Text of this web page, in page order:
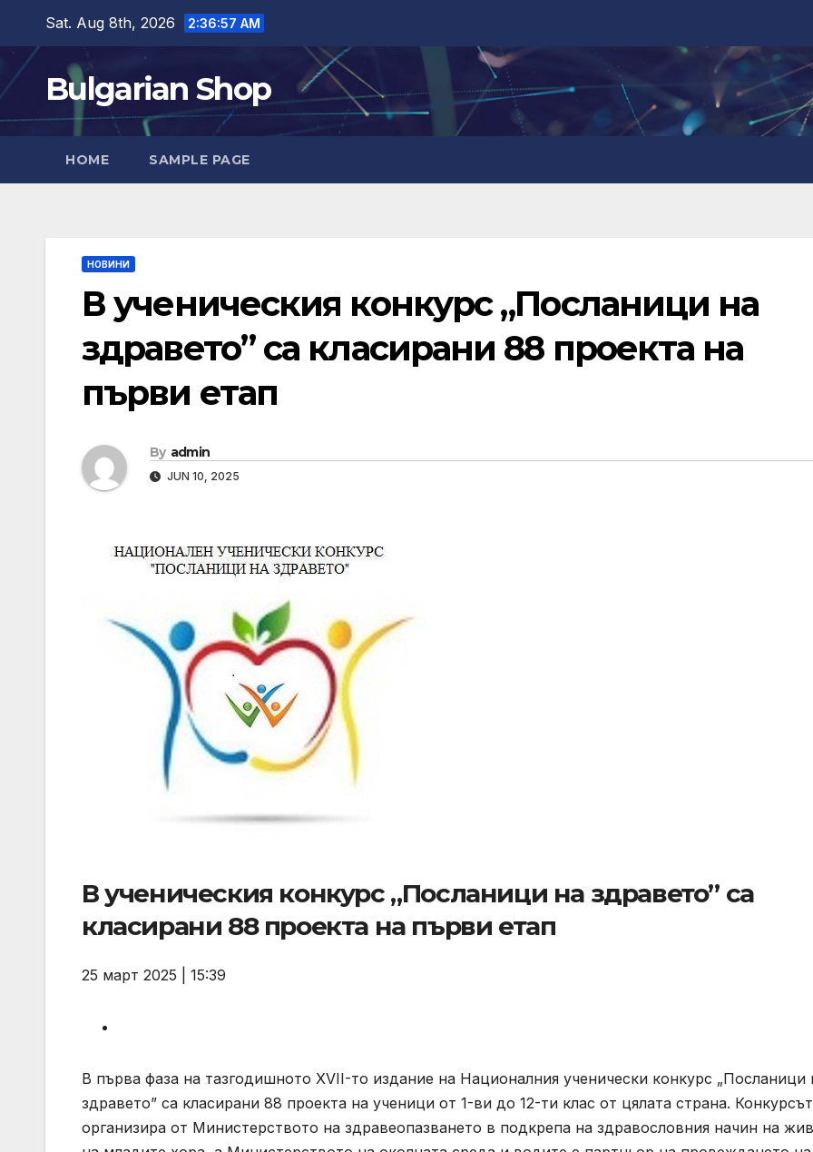
content
Sat. Aug 8th, 2026 2:36:58 AM
Bulgarian Shop
HOME SAMPLE PAGE
НОВИНИ
В ученическия конкурс „Посланици на
здравето” са класирани 88 проекта на
първи етап
By admin
JUN 10, 2025
В ученическия конкурс „Посланици на здравето” са
класирани 88 проекта на първи етап
25 март 2025 | 15:39
В първа фаза на тазгодишното XVII-то издание на Националния ученически конкурс „Посланици
здравето” са класирани 88 проекта на ученици от 1-ви до 12-ти клас от цялата страна.
организира от Министерството на здравеопазването в подкрепа на здравословния начин на